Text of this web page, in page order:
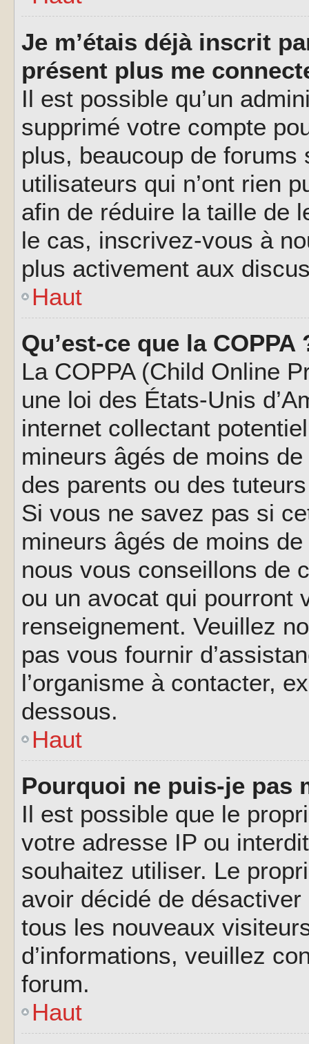
Je m’étais déjà inscrit
présent plus me
Il est possible qu’un
supprimé votre compte
plus, beaucoup de
utilisateurs qui n’ont rien
afin de réduire la taille de
le cas, inscrivez-vous à
plus activement aux
Haut
Qu’est-ce que la COPPA
La COPPA (Child Online
une loi des États-Unis
internet collectant
mineurs âgés de moins
des parents ou des
Si vous ne savez pas si
mineurs âgés de moins
nous vous conseillons de
ou un avocat qui pourront
renseignement. Veuillez
pas vous fournir
l’organisme à contacter,
dessous.
Haut
Pourquoi ne puis-je pas
Il est possible que le
votre adresse IP ou
souhaitez utiliser. Le
avoir décidé de
tous les nouveaux
d’informations, veuillez
forum.
Haut